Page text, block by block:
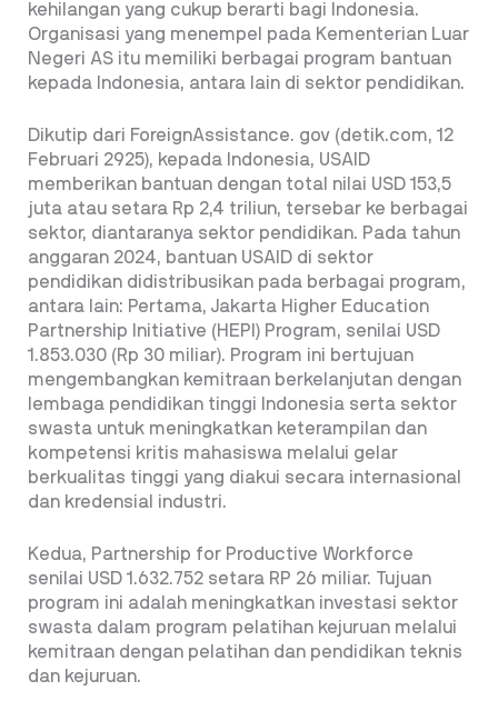
kehilangan yang cukup berarti bagi Indonesia.
Organisasi yang menempel pada Kementerian Luar
Negeri AS itu memiliki berbagai program bantuan
kepada Indonesia, antara lain di sektor pendidikan.
Dikutip dari ForeignAssistance. gov (detik.com, 12
Februari 2925), kepada Indonesia, USAID
memberikan bantuan dengan total nilai USD 153,5
juta atau setara Rp 2,4 triliun, tersebar ke berbagai
sektor, diantaranya sektor pendidikan. Pada tahun
anggaran 2024, bantuan USAID di sektor
pendidikan didistribusikan pada berbagai program,
antara lain: Pertama, Jakarta Higher Education
Partnership Initiative (HEPI) Program, senilai USD
1.853.030 (Rp 30 miliar). Program ini bertujuan
mengembangkan kemitraan berkelanjutan dengan
lembaga pendidikan tinggi Indonesia serta sektor
swasta untuk meningkatkan keterampilan dan
kompetensi kritis mahasiswa melalui gelar
berkualitas tinggi yang diakui secara internasional
dan kredensial industri.
Kedua, Partnership for Productive Workforce
senilai USD 1.632.752 setara RP 26 miliar. Tujuan
program ini adalah meningkatkan investasi sektor
swasta dalam program pelatihan kejuruan melalui
kemitraan dengan pelatihan dan pendidikan teknis
dan kejuruan.